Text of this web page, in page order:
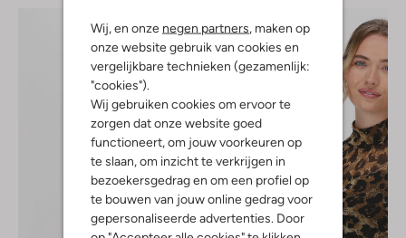
Wij, en onze negen partners, maken op
onze website gebruik van cookies en
vergelijkbare technieken (gezamenlijk:
"cookies").
Wij gebruiken cookies om ervoor te
zorgen dat onze website goed
functioneert, om jouw voorkeuren op
te slaan, om inzicht te verkrijgen in
bezoekersgedrag en om een profiel op
te bouwen van jouw online gedrag voor
gepersonaliseerde advertenties. Door